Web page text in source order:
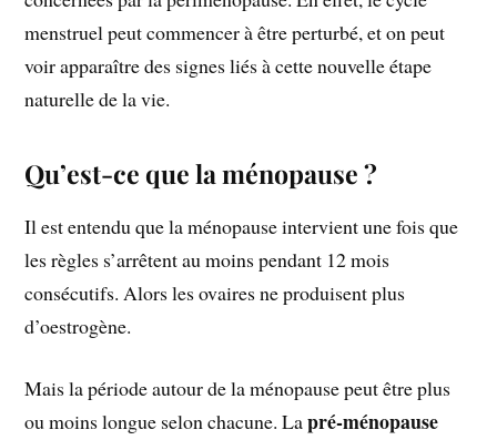
menstruel peut commencer à être perturbé, et on peut
voir apparaître des signes liés à cette nouvelle étape
naturelle de la vie.
Qu’est-ce que la ménopause ?
Il est entendu que la ménopause intervient une fois que
les règles s’arrêtent au moins pendant 12 mois
consécutifs. Alors les ovaires ne produisent plus
d’oestrogène.
Mais la période autour de la ménopause peut être plus
ou moins longue selon chacune. Lapré-ménopause